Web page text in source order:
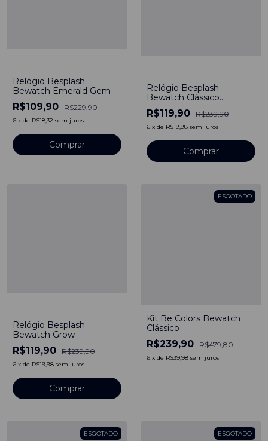
Relógio Besplash
Bewatch Emerald Gem
R$109,90 R$229,90
6 x de R$18,32 sem juros
Relógio Besplash
Bewatch Clássico
Turquesa
R$119,90 R$239,90
6 x de R$19,98 sem juros
Relógio Besplash
Bewatch Grow
R$119,90 R$239,90
6 x de R$19,98 sem juros
ESGOTADO
Kit Be Colors Bewatch
Clássico
R$239,90 R$479,80
6 x de R$39,98 sem juros
ESGOTADO ESGOTADO